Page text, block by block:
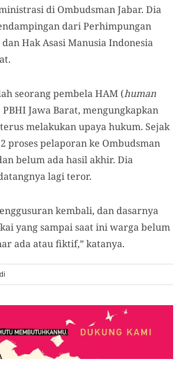
di Ombudsman Jabar. Dia
dari Perhimpungan
Hak Asasi Manusia Indonesia
seorang pembela HAM (human
PBHI Jawa Barat, mengungkapkan
melakukan upaya hukum. Sejak
proses pelaporan ke Ombudsman
belum ada hasil akhir. Dia
lagi teror.
kembali, dan dasarnya
yang sampai saat ini warga belum
ada atau fiktif,” katanya.